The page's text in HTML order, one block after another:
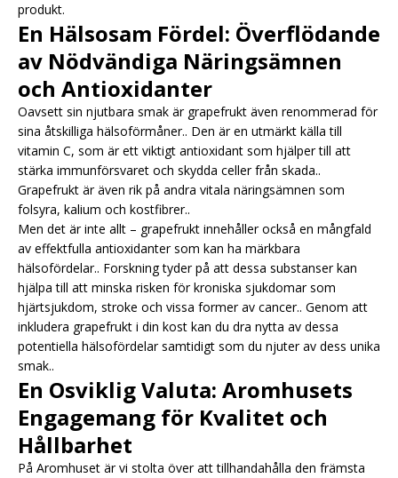
produkt.
En Hälsosam Fördel: Överflödande
av Nödvändiga Näringsämnen
och Antioxidanter
Oavsett sin njutbara smak är grapefrukt även renommerad för
sina åtskilliga hälsoförmåner.. Den är en utmärkt källa till
vitamin C, som är ett viktigt antioxidant som hjälper till att
stärka immunförsvaret och skydda celler från skada..
Grapefrukt är även rik på andra vitala näringsämnen som
folsyra, kalium och kostfibrer..
Men det är inte allt – grapefrukt innehåller också en mångfald
av effektfulla antioxidanter som kan ha märkbara
hälsofördelar.. Forskning tyder på att dessa substanser kan
hjälpa till att minska risken för kroniska sjukdomar som
hjärtsjukdom, stroke och vissa former av cancer.. Genom att
inkludera grapefrukt i din kost kan du dra nytta av dessa
potentiella hälsofördelar samtidigt som du njuter av dess unika
smak..
En Osviklig Valuta: Aromhusets
Engagemang för Kvalitet och
Hållbarhet
På Aromhuset är vi stolta över att tillhandahålla den främsta